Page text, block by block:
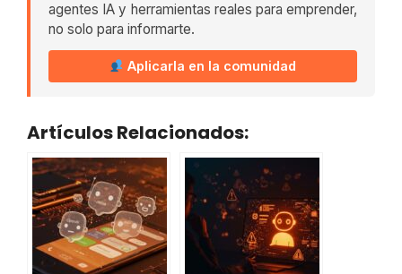
agentes IA y herramientas reales para emprender,
no solo para informarte.
Aplicarla en la comunidad
Artículos Relacionados: